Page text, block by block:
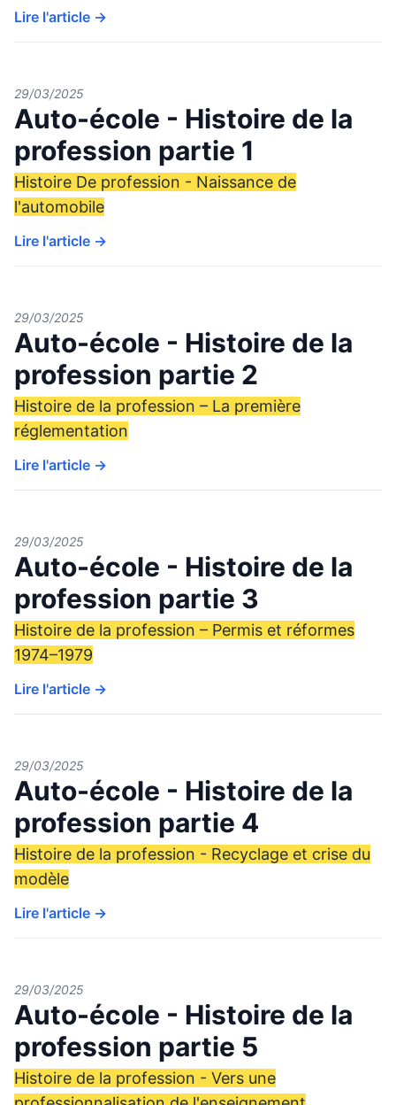
Lire l'article →
Auto-école - Histoire de la
profession partie 1
29/03/2025
Histoire De profession - Naissance de
l'automobile
Lire l'article →
Auto-école - Histoire de la
profession partie 2
29/03/2025
Histoire de la profession – La première
réglementation
Lire l'article →
Auto-école - Histoire de la
profession partie 3
29/03/2025
Histoire de la profession – Permis et réformes
1974–1979
Lire l'article →
Auto-école - Histoire de la
profession partie 4
29/03/2025
Histoire de la profession - Recyclage et crise du
modèle
Lire l'article →
Auto-école - Histoire de la
profession partie 5
29/03/2025
Histoire de la profession - Vers une